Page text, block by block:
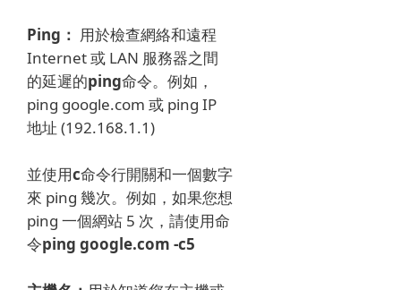
Ping： 用於檢查網絡和遠程
Internet 或 LAN 服務器之間
的延遲的ping命令。 例如，
ping google.com 或 ping IP
地址 (192.168.1.1)
並使用c命令行開關和一個數字
來 ping 幾次。 例如，如果您想
ping 一個網站 5 次，請使用命
令ping google.com -c5